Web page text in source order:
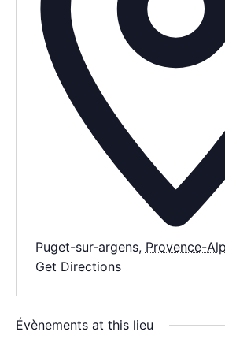
À
Puget-sur-argens, Provence-
Get Directions
Évènements at this lieu